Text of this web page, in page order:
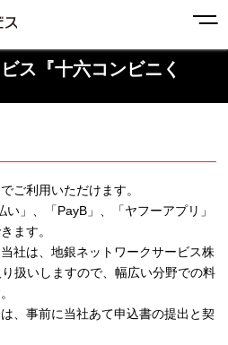
ス『十六コンビニく
ご利用いただけます。
」、「PayB」、「ヤフーアプリ」
ます。
社は、地銀ネットワークサービス株
扱いしますので、幅広い分野での料
、事前に当社あて申込書の提出と契